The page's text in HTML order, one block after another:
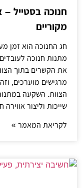
חנוכה בסטייל
מקוריים
חג החנוכה הוא זמן
מתנות חנוכה
את הקשרים בתוך
מרגישים מוערכים,
הצוות. השקעה
שייכות וליצור
לקריאת המאמר »